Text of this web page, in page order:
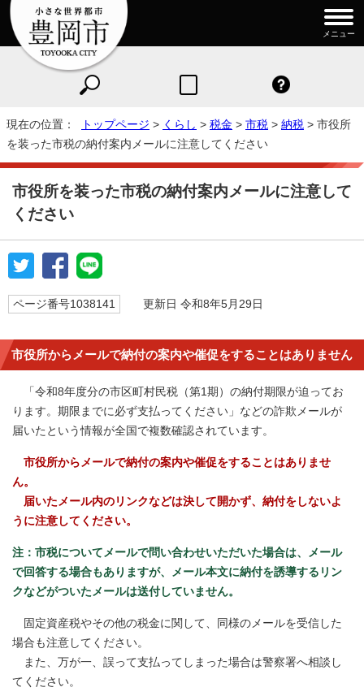
メニュー
現在の位置： トップページ > くらし > 税金 > 市税 > 納税 > 市役所
を装った市税の納付案内メールに注意してください
市役所を装った市税の納付案内メールに注意して
ください
ページ番号1038141 更新日 令和8年5月29日
市役所からメールで納付の案内や催促をすることはありません
「令和8年度分の市区町村民税（第1期）の納付期限が迫ってお
ります。期限までに必ず支払ってください」などの詐欺メールが
届いたという情報が全国で複数確認されています。
市役所からメールで納付の案内や催促をすることはありませ
ん。
届いたメール内のリンクなどは決して開かず、納付をしないよ
うに注意してください。
注：市税についてメールで問い合わせいただいた場合は、メール
で回答する場合もありますが、メール本文に納付を誘導するリン
クなどがついたメールは送付していません。
固定資産税やその他の税金に関して、同様のメールを受信した
場合も注意してください。
また、万が一、誤って支払ってしまった場合は警察署へ相談し
てください。